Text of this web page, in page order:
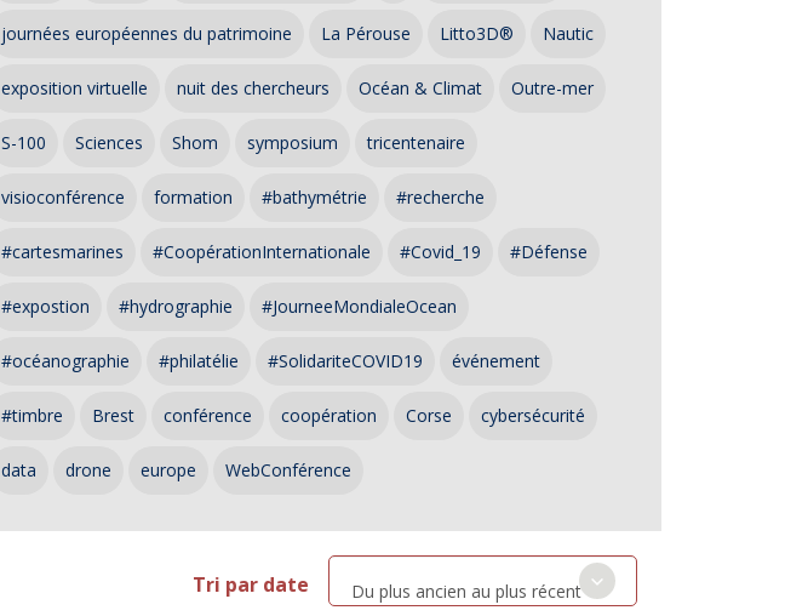
journées européennes du patrimoine La Pérouse Litto3D® Nautic
exposition virtuelle nuit des chercheurs Océan & Climat Outre-mer
S-100 Sciences Shom symposium tricentenaire
visioconférence formation #bathymétrie #recherche
#cartesmarines #CoopérationInternationale #Covid_19 #Défense
#expostion #hydrographie #JourneeMondialeOcean
#océanographie #philatélie #SolidariteCOVID19 événement
#timbre Brest conférence coopération Corse cybersécurité
data drone europe WebConférence
Tri par date Du plus ancien au plus récent